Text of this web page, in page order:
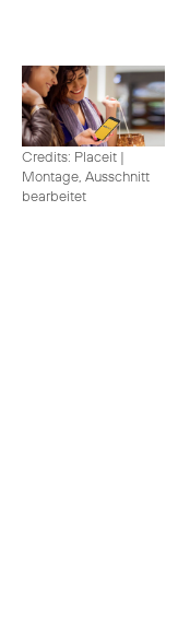
Credits: Placeit |
Montage, Ausschnitt
bearbeitet